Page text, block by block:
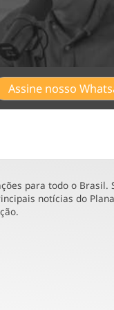
Assine nosso
para todo o Brasil.
notícias do